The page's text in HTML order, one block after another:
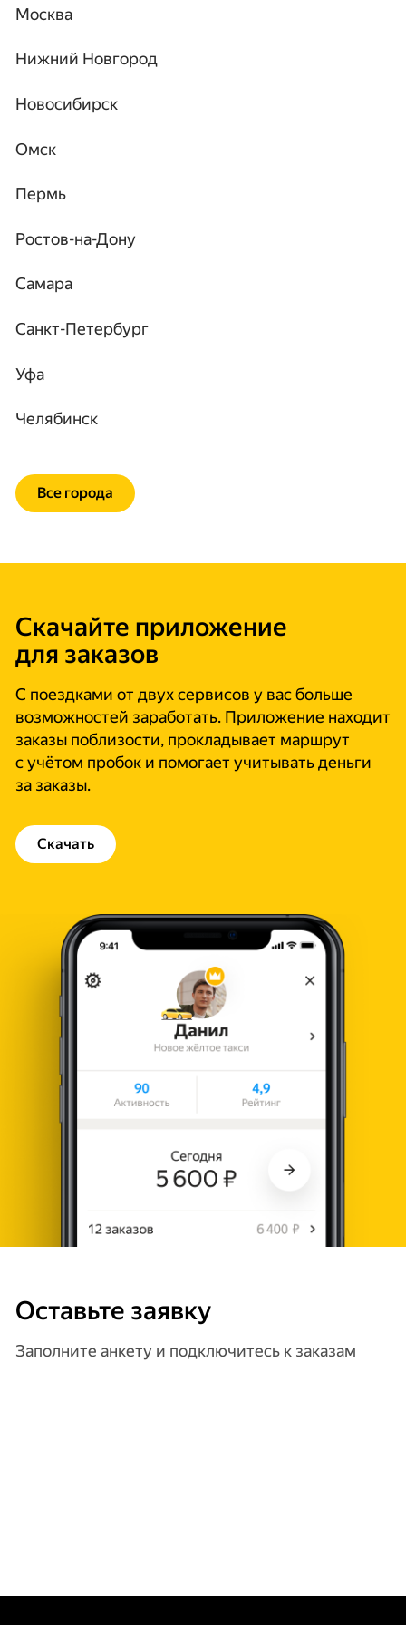
Москва
Нижний Новгород
Новосибирск
Омск
Пермь
Ростов-на-Дону
Самара
Санкт-Петербург
Уфа
Челябинск
Все города
Скачайте приложение
для заказов
С поездками от двух сервисов у вас больше
возможностей заработать. Приложение находит
заказы поблизости, прокладывает маршрут
с учётом пробок и помогает учитывать деньги
за заказы.
Скачать
Оставьте заявку
Заполните анкету и подключитесь к заказам